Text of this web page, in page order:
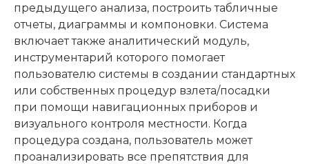
предыдущего анализа, построить табличные
отчеты, диаграммы и компоновки. Система
включает также аналитический модуль,
инструментарий которого помогает
пользователю системы в создании стандартных
или собственных процедур взлета/посадки
при помощи навигационных приборов и
визуального контроля местности. Когда
процедура создана, пользователь может
проанализировать все препятствия для